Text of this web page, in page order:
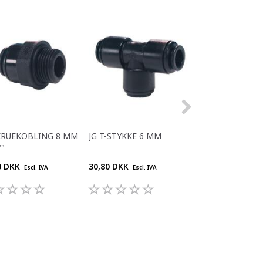
8 MM
DKK
Escl. IVA
JG T-STYKKE 6 MM
30,80 DKK Escl. IVA